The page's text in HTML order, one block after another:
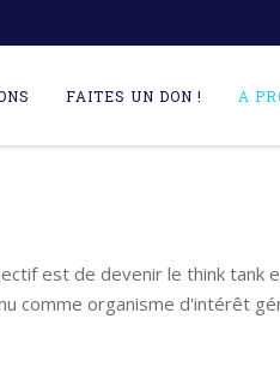
FAITES UN DON ! A
est de devenir le think tank
comme organisme d'intérêt